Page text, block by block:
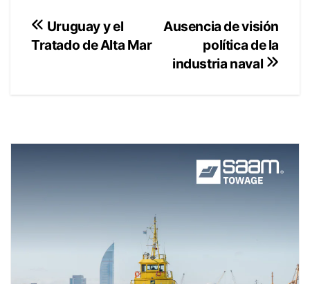
Navegación
de
Ausencia de visión
política de la
industria naval
Uruguay y el
Tratado de Alta Mar